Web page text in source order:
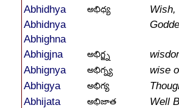
Abhidhya
అభిధ్య
Wish,
Abhidnya
Abhighna
Abhigjna
అభిగ్జ్న
Abhignya
అభిగ్న్య
wise
Abhigya
అభిగ్య
Abhijata
అభిజాత
Well